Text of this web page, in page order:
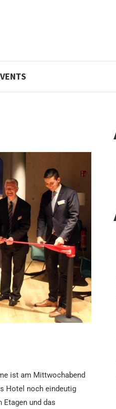
ist am Mittwochabend
Hotel noch eindeutig
Etagen und das